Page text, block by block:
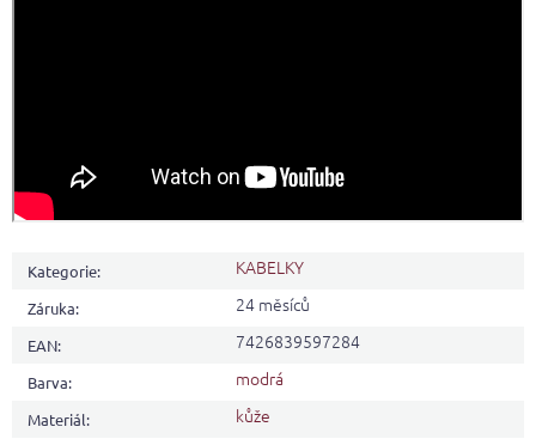
Kategorie: KABELKY
Záruka: 24 měsíců
EAN: 7426839597284
Barva: modrá
Materiál: kůže